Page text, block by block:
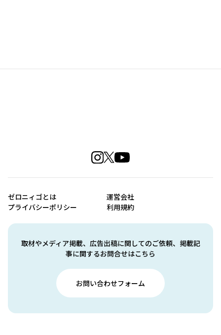
取材やメディア掲載、広告出稿に関してのご依頼、掲載記
事に関するお問合せはこちら
お問い合わせフォーム
ゼロニィゴとは
運営会社
プライバシーポリシー
利用規約